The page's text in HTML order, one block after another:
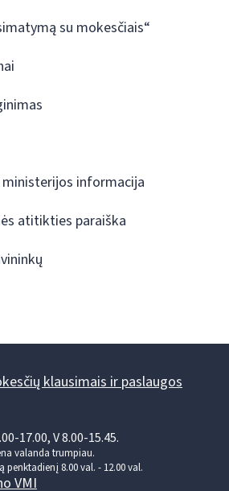
su mokesčiais“
informacija
atitikties paraiška
klausimais ir paslaugos
17.00, V 8.00-15.45.
valanda trumpiau.
penktadienį 8.00 val. - 12.00 val.
VMI